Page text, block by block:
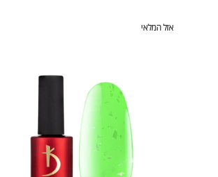
אזל המלאי